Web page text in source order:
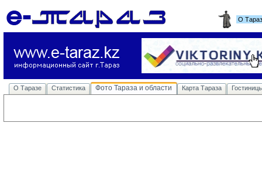
О
О Таразе Статистика Фото Тараза и области Карта Тараза